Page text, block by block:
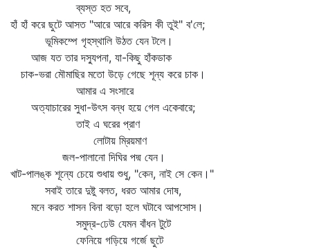
ব্যস্ত হত সবে,
হাঁ হাঁ করে ছুটে আসত "আরে আরে করিস কী তুই" ব'লে;
ভূমিকম্পে গৃহস্থালি উঠত যেন টলে।
আজ যত তার দস্যুপনা, যা-কিছু হাঁকডাক
চাক-ভরা মৌমাছির মতো উড়ে গেছে শূন্য করে চাক।
আমার এ সংসারে
অত্যাচারের সুধা-উৎস বন্ধ হয়ে গেল একেবারে;
তাই এ ঘরের প্রাণ
লোটায় ম্রিয়মাণ
জল-পালানো দিঘির পদ্ম যেন।
খাট-পালঙ্ক শূন্যে চেয়ে শুধায় শুধু, "কেন, নাই সে কেন।"
সবাই তারে দুষ্টু বলত, ধরত আমার দোষ,
মনে করত শাসন বিনা বড়ো হলে ঘটাবে আপসোস।
সমুদ্র-ঢেউ যেমন বাঁধন টুটে
ফেনিয়ে গড়িয়ে গর্জে ছুটে